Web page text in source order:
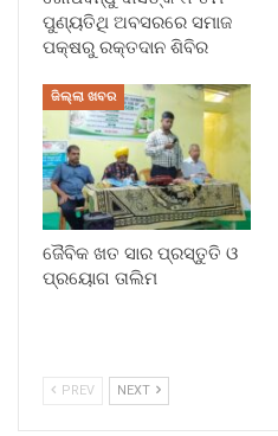
ପୁଣ୍ୟତିଥି ଅବସରରେ ସମାଜ
ପକ୍ଷରୁ ରକ୍ତଦାନ ଶିବିର
ଜିଲ୍ଲା ଖବର
ଜୈବିକ ଖତ ସାର ପ୍ରସ୍ତୁତି ଓ
ପ୍ରୟୋଗ ତାଲିମ
PREV NEXT